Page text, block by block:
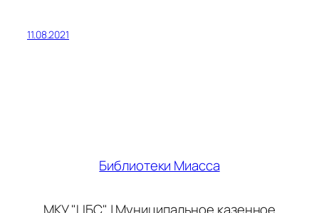
11.08.2021
Библиотеки Миасса